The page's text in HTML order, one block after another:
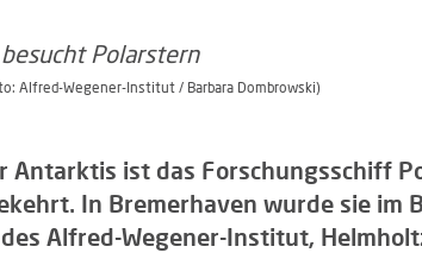
Alfred-Wegener-Institut / Barbara Dombrowski)
Antarktis ist das Forschungsschiff
In Bremerhaven wurde sie im
Alfred-Wegener-Institut,